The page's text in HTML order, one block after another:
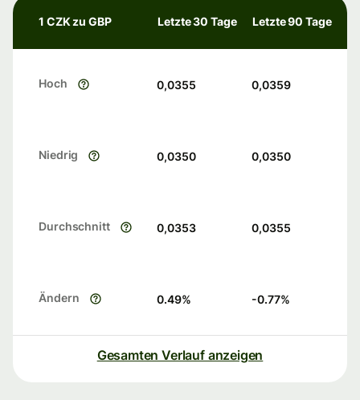
1 CZK zu GBP Letzte 30 Tage Letzte 90 Tage
Hoch 0,0355 0,0359
Niedrig 0,0350 0,0350
Durchschnitt 0,0353 0,0355
Ändern 0.49% -0.77%
Gesamten Verlauf anzeigen